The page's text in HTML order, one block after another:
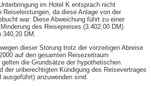
im Hotel K entsprach nicht
Reiseleistungen, da diese Anlage von der
war. Diese Abweichung führt zu einer
des Reisepreises (3.402,00 DM)
DM.
dieser Störung trotz der vorzeitigen Abreise
auf den gesamten Reisezeitraum
die Grundsätze der hypothetischen
der unberechtigten Kündigung des Reisevertrages
anzuwenden sind.